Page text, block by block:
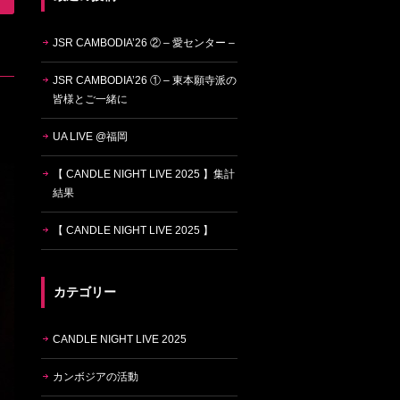
JSR CAMBODIA’26 ② – 愛センター –
JSR CAMBODIA’26 ① – 東本願寺派の
皆様とご一緒に
UA LIVE @福岡
【 CANDLE NIGHT LIVE 2025 】集計
結果
【 CANDLE NIGHT LIVE 2025 】
カテゴリー
CANDLE NIGHT LIVE 2025
カンボジアの活動